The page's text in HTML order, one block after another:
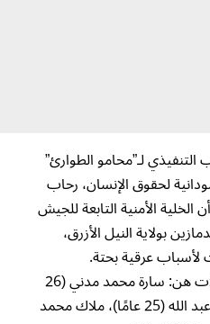
لـ”محامو الطوارئ”
لحقوق الإنسان، رحاب
الأمنية التابعة للجيش
بولاية النيل الأزرق،
لأسباب عرقية بحتة.
وذكرت أن المعتقلات هن: سارة محمد مدني (26
عامًا)، رجاء عثمان عبد الله (25 عامًا)، ملاك محمد